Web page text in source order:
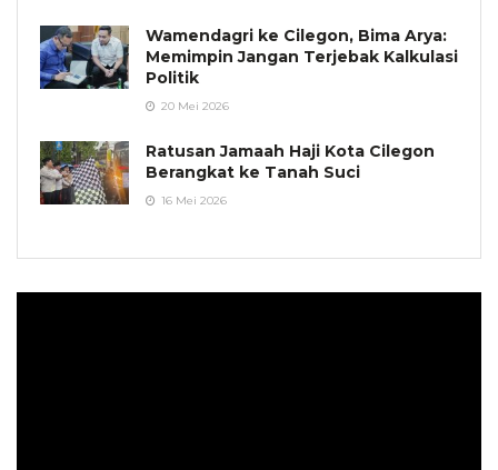
Wamendagri ke Cilegon, Bima Arya:
Memimpin Jangan Terjebak Kalkulasi
Politik
20 Mei 2026
Ratusan Jamaah Haji Kota Cilegon
Berangkat ke Tanah Suci
16 Mei 2026